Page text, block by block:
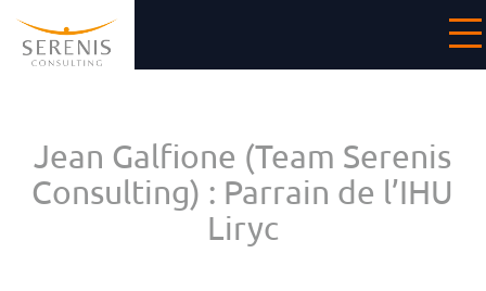
Jean Galfione (Team Serenis
Consulting) : Parrain de l’IHU
Liryc